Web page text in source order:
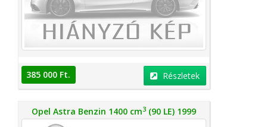
385 000 Ft. Részletek
Opel Astra Benzin 1400 cm3 (90 LE) 1999